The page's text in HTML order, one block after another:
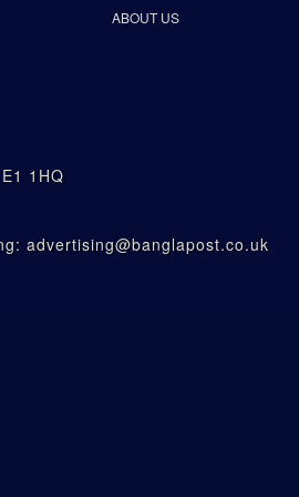
ABOUT US
1HQ
advertising@banglapost.co.uk